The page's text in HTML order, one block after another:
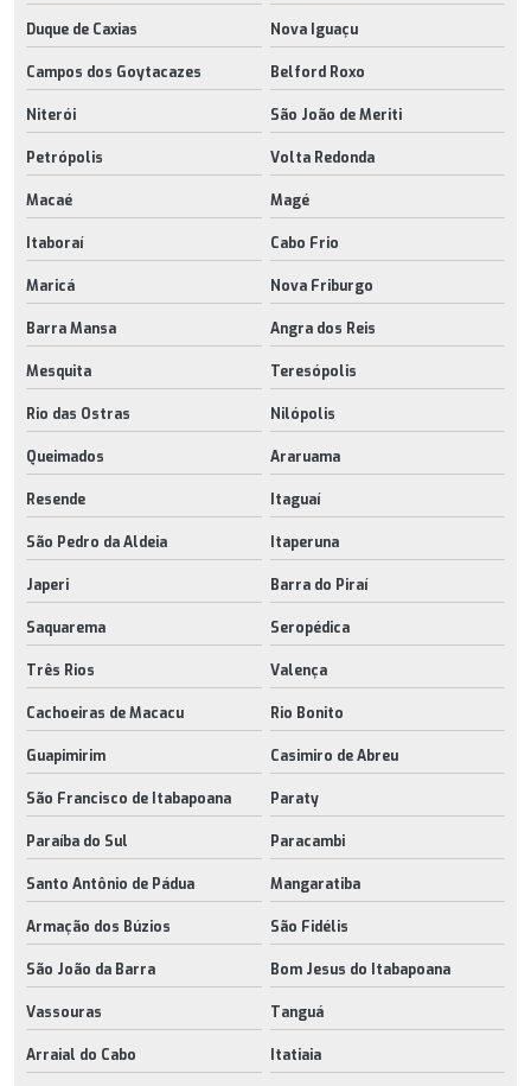
Duque de Caxias Nova Iguaçu
Campos dos Goytacazes Belford Roxo
Niterói São João de Meriti
Petrópolis Volta Redonda
Macaé Magé
Itaboraí Cabo Frio
Maricá Nova Friburgo
Barra Mansa Angra dos Reis
Mesquita Teresópolis
Rio das Ostras Nilópolis
Queimados Araruama
Resende Itaguaí
São Pedro da Aldeia Itaperuna
Japeri Barra do Piraí
Saquarema Seropédica
Três Rios Valença
Cachoeiras de Macacu Rio Bonito
Guapimirim Casimiro de Abreu
São Francisco de Itabapoana Paraty
Paraíba do Sul Paracambi
Santo Antônio de Pádua Mangaratiba
Armação dos Búzios São Fidélis
São João da Barra Bom Jesus do Itabapoana
Vassouras Tanguá
Arraial do Cabo Itatiaia